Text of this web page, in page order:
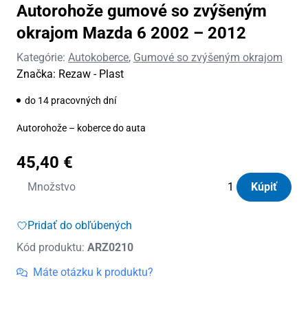
Autorohože gumové so zvýšeným
okrajom Mazda 6 2002 – 2012
Kategórie: Autokoberce, Gumové so zvýšeným okrajom
Značka: Rezaw - Plast
do 14 pracovných dní
Autorohože – koberce do auta
45,40 €
Množstvo
množstvo
gumové
zvýšeným
okrajom
Kúpiť
Pridať do obľúbených
Kód produktu: ARZ0210
Máte otázku k produktu?